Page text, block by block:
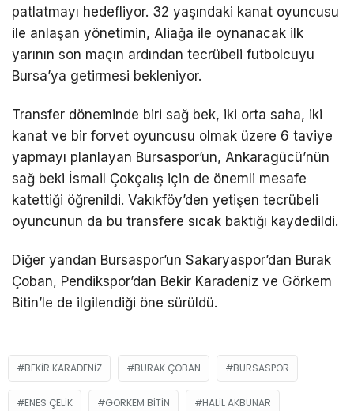
patlatmayı hedefliyor. 32 yaşındaki kanat oyuncusu
ile anlaşan yönetimin, Aliağa ile oynanacak ilk
yarının son maçın ardından tecrübeli futbolcuyu
Bursa’ya getirmesi bekleniyor.
Transfer döneminde biri sağ bek, iki orta saha, iki
kanat ve bir forvet oyuncusu olmak üzere 6 taviye
yapmayı planlayan Bursaspor’un, Ankaragücü’nün
sağ beki İsmail Çokçalış için de önemli mesafe
katettiği öğrenildi. Vakıkföy’den yetişen tecrübeli
oyuncunun da bu transfere sıcak baktığı kaydedildi.
Diğer yandan Bursaspor’un Sakaryaspor’dan Burak
Çoban, Pendikspor’dan Bekir Karadeniz ve Görkem
Bitin’le de ilgilendiği öne sürüldü.
BEKIR KARADENIZ BURAK ÇOBAN BURSASPOR
ENES ÇELIK GÖRKEM BITIN HALIL AKBUNAR